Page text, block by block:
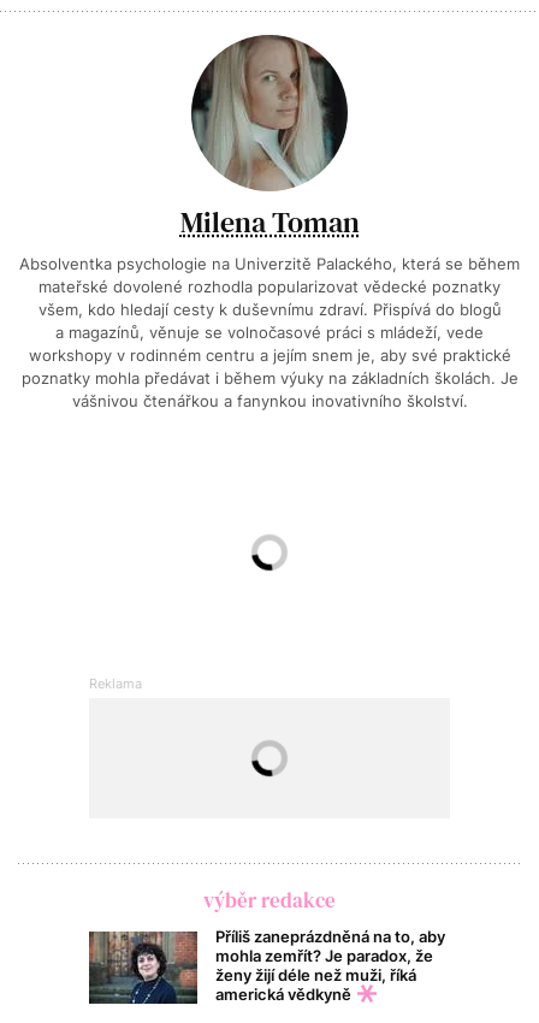
Milena Toman
Absolventka psychologie na Univerzitě Palackého, která se během
mateřské dovolené rozhodla popularizovat vědecké poznatky
všem, kdo hledají cesty k duševnímu zdraví. Přispívá do blogů
a magazínů, věnuje se volnočasové práci s mládeží, vede
workshopy v rodinném centru a jejím snem je, aby své praktické
poznatky mohla předávat i během výuky na základních školách. Je
vášnivou čtenářkou a fanynkou inovativního školství.
výběr redakce
Příliš zaneprázdněná na to, aby
mohla zemřít? Je paradox, že
ženy žijí déle než muži, říká
americká vědkyně